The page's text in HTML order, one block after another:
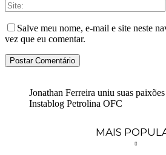
Salve meu nome, e-mail e site neste
vez que eu comentar.
Jonathan Ferreira uniu suas
Instablog Petrolina OFC
MAIS